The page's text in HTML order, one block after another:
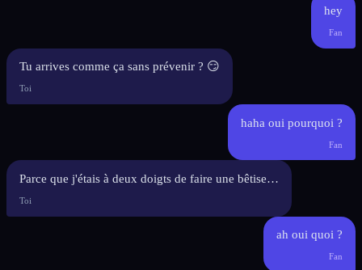
hey
Fan
Tu arrives comme ça sans prévenir ? 😏
Toi
haha oui pourquoi ?
Fan
Parce que j'étais à deux doigts de faire une bêtise…
Toi
ah oui quoi ?
Fan